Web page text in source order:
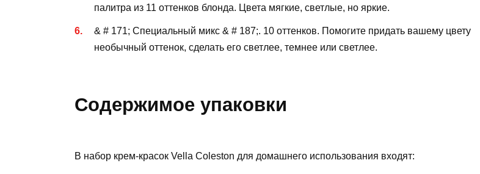
палитра из 11 оттенков блонда. Цвета мягкие, светлые, но яркие.
& # 171; Специальный микс & # 187;. 10 оттенков. Помогите придать вашему цвету
необычный оттенок, сделать его светлее, темнее или светлее.
Содержимое упаковки
В набор крем-красок Vella Coleston для домашнего использования входят: